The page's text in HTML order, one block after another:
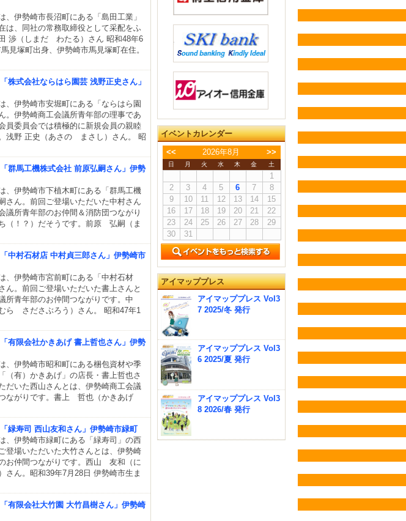
、伊勢崎市長沼町にある「島田工業」
は、同社の常務取締役として采配をふ
渉（しまだ わたる）さん 昭和48年6
見塚町出身、伊勢崎市馬見塚町在住。
株式会社ならはら園芸 浅野正史さん」
、伊勢崎市安堀町にある「ならはら園
。伊勢崎商工会議所青年部の理事であ
員委員会では積極的に新規会員の親睦
浅野 正史（あさの まさし）さん。 昭
群馬工機株式会社 前原弘嗣さん」伊勢
、伊勢崎市下植木町にある「群馬工機
さん。前回ご登場いただいた中村さん
議所青年部のお仲間＆消防団つながり
（！？）だそうです。前原 弘嗣（ま
中村石材店 中村貞三郎さん」伊勢崎市
、伊勢崎市宮前町にある「中村石材
ん。前回ご登場いただいた書上さんと
所青年部のお仲間つながりです。中
ら さださぶろう）さん。 昭和47年1
有限会社かきあげ 書上哲也さん」伊勢
、伊勢崎市昭和町にある梱包資材や季
（有）かきあげ」の店長・書上哲也さ
だいた西山さんとは、伊勢崎商工会議
ながりです。書上 哲也（かきあげ
緑寿司 西山友和さん」伊勢崎市緑町
、伊勢崎市緑町にある「緑寿司」の西
登場いただいた大竹さんとは、伊勢崎
お仲間つながりです。西山 友和（に
ん。昭和39年7月28日 伊勢崎市生ま
有限会社大竹園 大竹昌樹さん」伊勢崎
イベントカレンダー
<<
2026年8月 >>
日 月 火 水 木 金 土
1
2
3 4 5 6 7
8
9
10 11 12 13 14
15
16
17 18 19 20 21
22
23
24 25 26 27 28
29
30
31
アイマッププレス
アイマッププレス Vol3
7 2025/冬 発行
アイマッププレス Vol3
6 2025/夏 発行
アイマッププレス Vol3
8 2026/春 発行